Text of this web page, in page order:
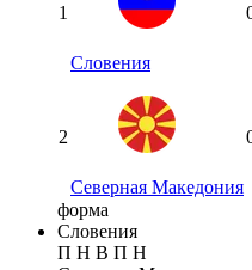
1
Словения
2
Северная Македония
форма
Словения
П Н В П Н